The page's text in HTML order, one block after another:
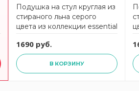
Подушка на стул круглая из
стираного льна серого
цвета из коллекции essential
1690 руб.
В КОРЗИНУ